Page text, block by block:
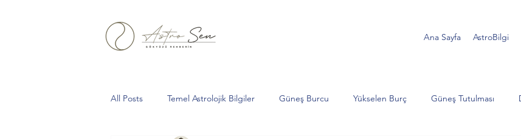
Ana Sayfa AstroBilgi
All Posts Temel Astrolojik Bilgiler Güneş Burcu Yükselen Burç Güneş Tutulması